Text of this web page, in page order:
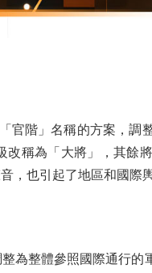
階」名稱的方案，調
稱為「大將」，其餘
，也引起了地區和國際
整體參照國際通行的